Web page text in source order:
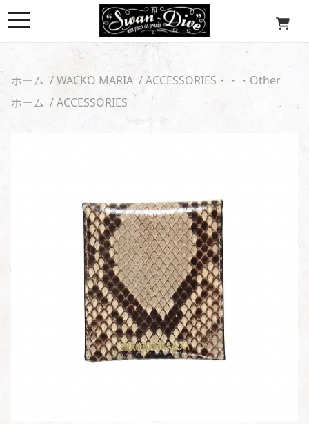
toggle
ホーム /WACKO MARIA /ACCESSORIES・・・Other
ホーム /ACCESSORIES